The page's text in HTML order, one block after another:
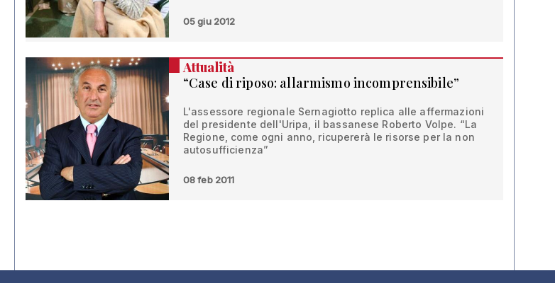
05 giu 2012
Attualità
“Case di riposo: allarmismo incomprensibile”
L'assessore regionale Sernagiotto replica alle affermazioni
del presidente dell'Uripa, il bassanese Roberto Volpe. “La
Regione, come ogni anno, ricupererà le risorse per la non
autosufficienza”
08 feb 2011